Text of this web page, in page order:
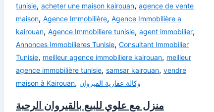
tunisie, acheter une maison kairouan, agence de vente
maison, Agence Immobilière, Agence Immobilière a
kairouan, Agence Immobiliere tunisie, agent immobilier,
Annonces Immobilieres Tunisie, Consultant Immobilier
Tunisie, meilleur agence immobiliere kairouan, meilleur
agence immobilière tunisie, samsar kairouan, vendre
maison à Kairouan, وكالة عقارية القيروان
منزل مع علوي للبيع بالقيروان الرحبة